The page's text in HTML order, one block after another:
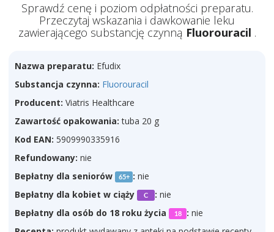
Sprawdź cenę i poziom odpłatności preparatu.
Przeczytaj wskazania i dawkowanie leku
zawierającego substancję czynną Fluorouracil .
Nazwa preparatu: Efudix
Substancja czynna: Fluorouracil
Producent: Viatris Healthcare
Zawartość opakowania: tuba 20 g
Kod EAN: 5909990335916
Refundowany: nie
Bepłatny dla seniorów
65+ : nie
Bepłatny dla kobiet w ciąży
C : nie
Bepłatny dla osób do 18 roku życia
18 : nie